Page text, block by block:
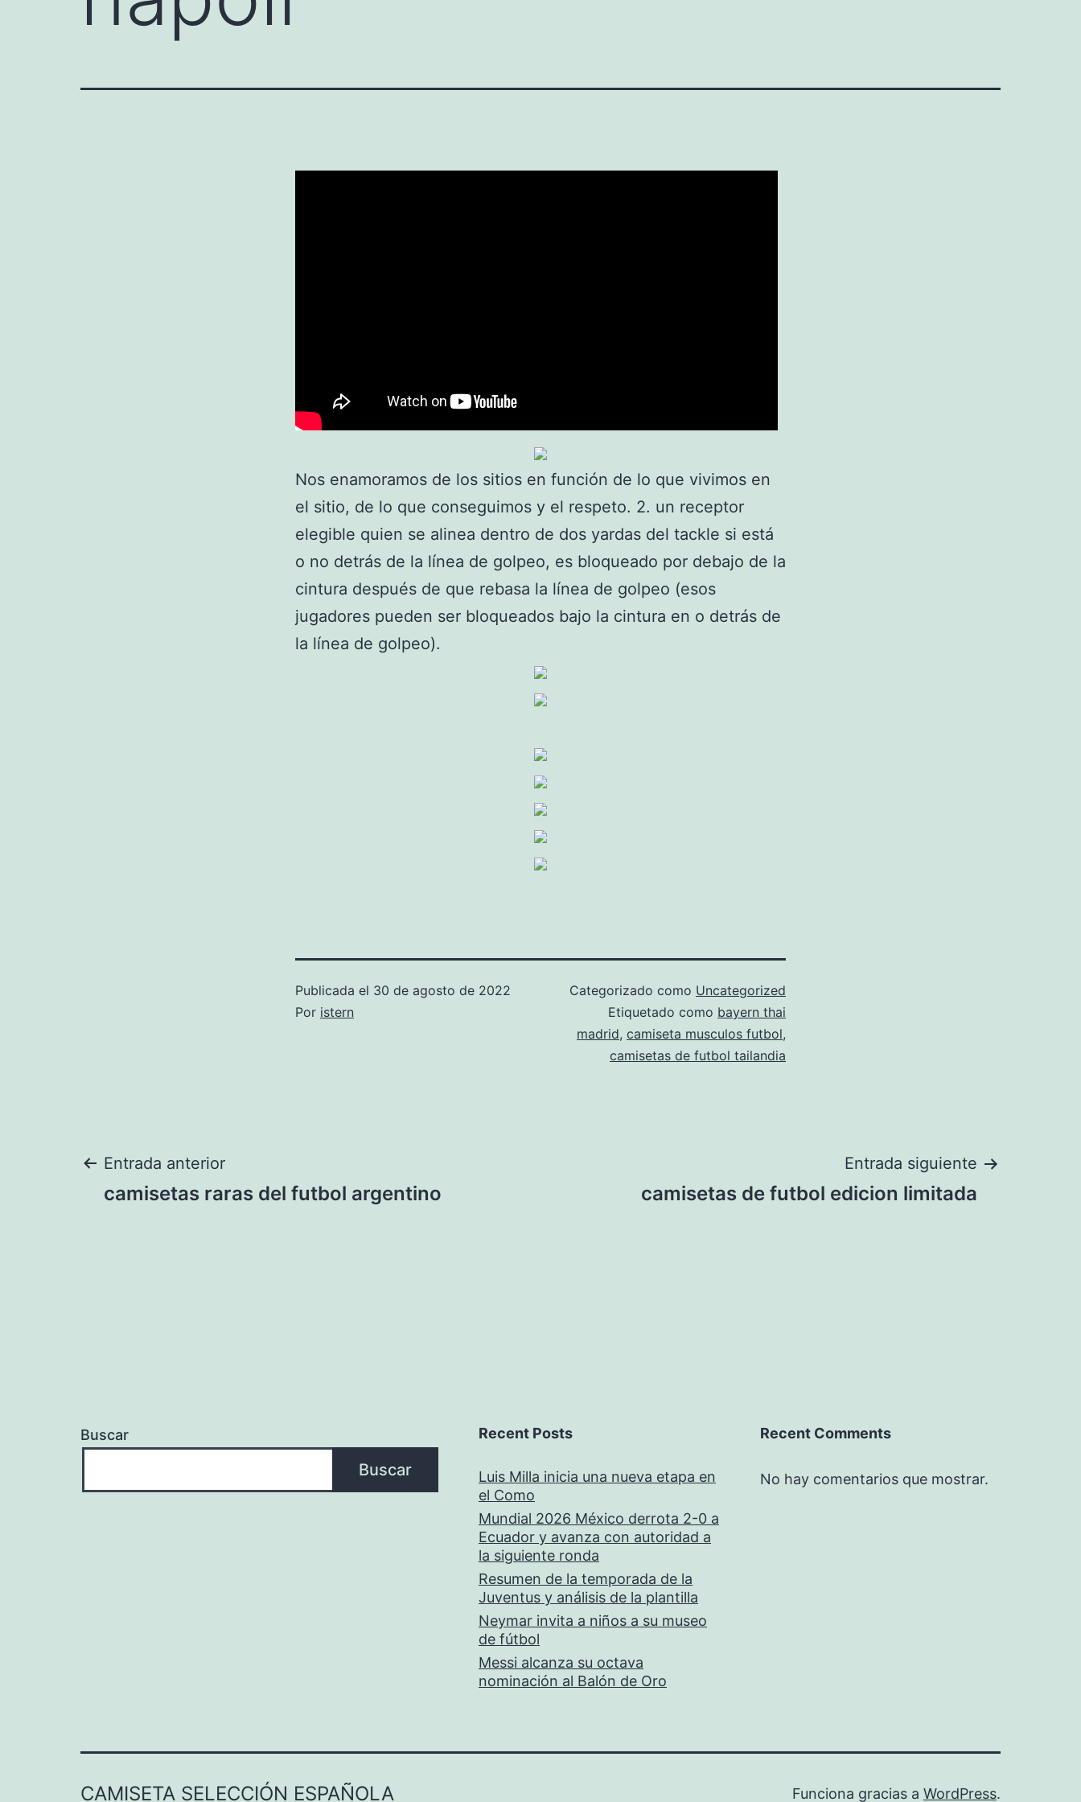
Nos enamoramos de los sitios en función de lo que vivimos en
el sitio, de lo que conseguimos y el respeto. 2. un receptor
elegible quien se alinea dentro de dos yardas del tackle si está
o no detrás de la línea de golpeo, es bloqueado por debajo de la
cintura después de que rebasa la línea de golpeo (esos
jugadores pueden ser bloqueados bajo la cintura en o detrás de
la línea de golpeo).
Publicada el 30 de agosto de 2022
Por istern
Categorizado como Uncategorized
Etiquetado como bayern thai
madrid, camiseta musculos futbol,
camisetas de futbol tailandia
Navegación
Entrada anterior
camisetas raras del futbol argentino
Entrada siguiente
camisetas de futbol edicion limitada
Buscar
Buscar
Recent Posts
Luis Milla inicia una nueva etapa en
el Como
Mundial 2026 México derrota 2-0 a
Ecuador y avanza con autoridad a
la siguiente ronda
Resumen de la temporada de la
Juventus y análisis de la plantilla
Neymar invita a niños a su museo
de fútbol
Messi alcanza su octava
nominación al Balón de Oro
Recent Comments
No hay comentarios que mostrar.
CAMISETA SELECCIÓN ESPAÑOLA Funciona gracias a WordPress.